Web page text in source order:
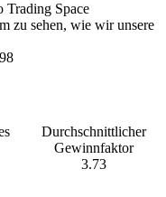
Trading Space
zu sehen, wie wir unsere
Durchschnittlicher
Gewinnfaktor
3.73